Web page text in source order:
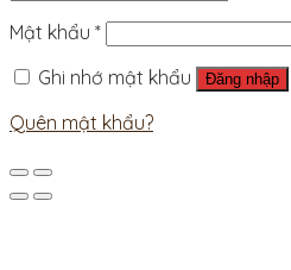
Mật khẩu *
Ghi nhớ mật khẩu
Đăng nhập
Quên mật khẩu?